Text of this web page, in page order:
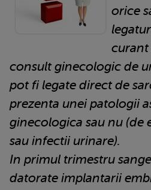
orice
curant
consult ginecologic de
pot fi legate direct de
prezenta unei patologii
ginecologica sau nu (de
sau infectii urinare).
In primul trimestru
datorate implantarii